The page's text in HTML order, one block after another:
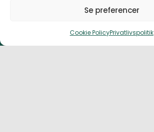
Se preferencer
Cookie PolicyPrivatlivspolitik